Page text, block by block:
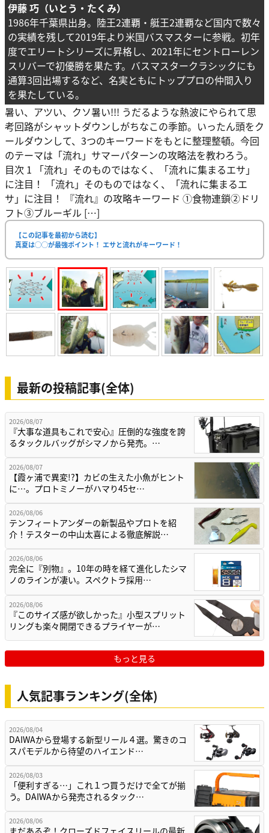
伊藤 巧（いとう・たくみ）
1986年千葉県出身。陸王2連覇・艇王2連覇など国内で数々
の実績を残して2019年より米国バスマスターに参戦。初年
度でエリートシリーズに昇格し、2021年にセントローレン
スリバーで初優勝を果たす。バスマスタークラシックにも
通算3回出場するなど、名実ともにトッププロの仲間入り
を果たしている。
暑い、アツい、クソ暑い!!! うだるような熱波にやられて思
考回路がシャットダウンしがちなこの季節。いったん頭をク
ールダウンして、3つのキーワードをもとに整理整頓。今回
のテーマは「流れ」サマーパターンの攻略法を教わろう。
目次 1 「流れ」そのものではなく、「流れに集まるエサ」
に注目！ 「流れ」そのものではなく、「流れに集まるエ
サ」に注目！ 『流れ』の攻略キーワード ①食物連鎖②ドリ
フト③ブルーギル […]
【この記事を最初から読む】
真夏は◯◯が最強ポイント！ エサと流れがキーワード！
最新の投稿記事(全体)
2026/08/07
『大事な道具もこれで安心』圧倒的な強度を誇
るタックルバッグがシマノから発売。…
2026/08/07
【霞ヶ浦で異変!?】カビの生えた小魚がヒント
に…。プロトミノーがハマり45セ…
2026/08/06
テンフィートアンダーの新製品やプロトを紹
介！テスターの中山太喜による徹底解説…
2026/08/06
完全に『別物』。10年の時を経て進化したシマ
ノのラインが凄い。スペクトラ採用…
2026/08/06
『このサイズ感が欲しかった』小型スプリット
リングも楽々開閉できるプライヤーが…
もっと見る
人気記事ランキング(全体)
2026/08/04
DAIWAから登場する新型リール４選。驚きのコ
スパモデルから待望のハイエンド…
2026/08/03
「便利すぎる…」これ１つ買うだけで全てが揃
う。DAIWAから発売されるタック…
2026/08/06
まだあるぞ！クローズドフェイスリールの最新